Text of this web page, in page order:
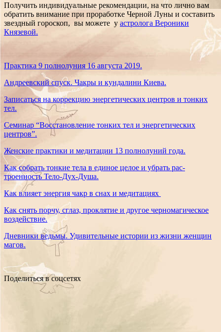
Получить индивидуальные рекомендации, на что лично вам
обратить внимание при проработке Черной Луны и составить
звездный гороскоп, вы можете у астролога Вероники
Князевой.
Практика 9 полнолуния 16 августа 2019.
Андреевский спуск. Чакры и кундалини Киева.
Записаться на коррекцию энергетических центров и тонких
тел.
Семинар “Восстановление тонких тел и энергетических
центров”.
Женские практики и медитации 13 полнолуний года.
Как собрать тонкие тела в единое целое и убрать рас-
троенность Тело-Дух-Душа.
Как влияет энергия чакр в снах и медитациях
Как снять порчу, сглаз, проклятие и другое черномагическое
воздействие.
Дневники ведьмы. Удивительные истории из жизни женщин
магов.
Поделиться в соцсетях